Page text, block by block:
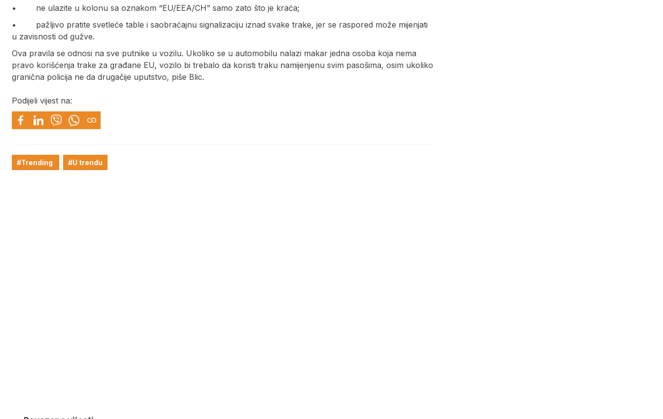
• ne ulazite u kolonu sa oznakom “EU/EEA/CH” samo zato što je kraća;
• pažljivo pratite svetleće table i saobraćajnu signalizaciju iznad svake trake, jer se raspored može mijenjati
u zavisnosti od gužve.
Ova pravila se odnosi na sve putnike u vozilu. Ukoliko se u automobilu nalazi makar jedna osoba koja nema
pravo korišćenja trake za građane EU, vozilo bi trebalo da koristi traku namijenjenu svim pasošima, osim ukoliko
granična policija ne da drugačije uputstvo, piše Blic.
Podijeli vijest na:
#Trending #U trendu